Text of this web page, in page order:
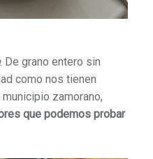
. De grano entero sin
como nos tienen
zamorano,
que podemos probar